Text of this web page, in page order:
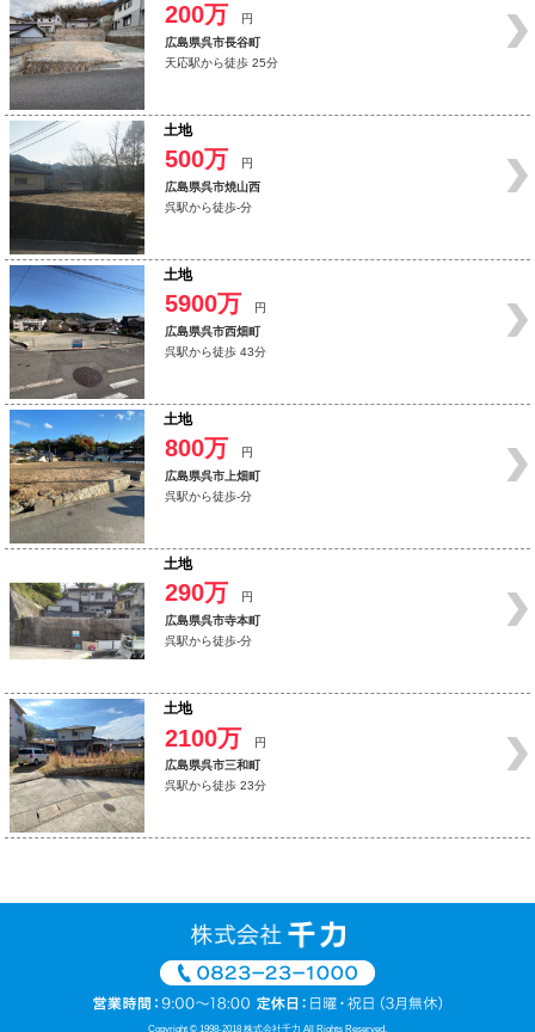
200万
円
広島県呉市長谷町
天応駅から徒歩 25分
土地
500万
円
広島県呉市焼山西
呉駅から徒歩-分
土地
5900万
円
広島県呉市西畑町
呉駅から徒歩 43分
土地
800万
円
広島県呉市上畑町
呉駅から徒歩-分
土地
290万
円
広島県呉市寺本町
呉駅から徒歩-分
土地
2100万
円
広島県呉市三和町
呉駅から徒歩 23分
Copyright © 1998-2018 株式会社千力 All Rights Reserved.